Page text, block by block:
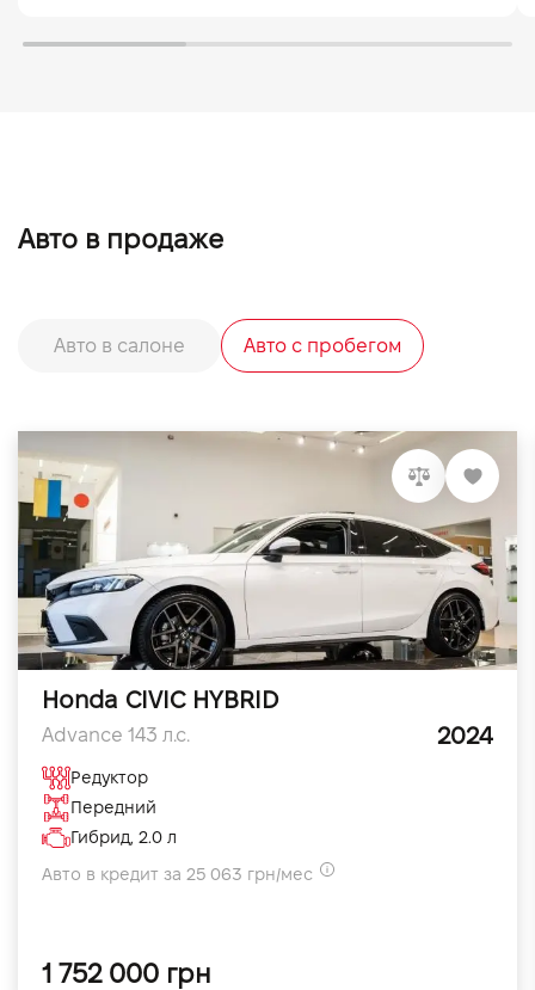
Авто в продаже
Авто в салоне Авто с пробегом
Honda CIVIC HYBRID
Advance 143 л.с. 2024
Редуктор
Передний
Гибрид, 2.0 л
Авто в кредит за 25 063 грн/мес
1 752 000 грн